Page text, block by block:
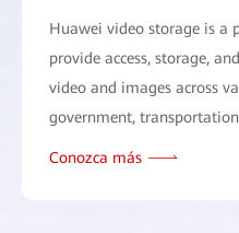
Huawei video storage is a
provide access, storage,
video and images across
government,
Conozca más